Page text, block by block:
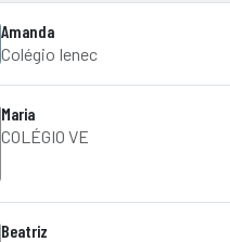
Amanda
Colégio Ienec
Maria
COLÉGIO VE
Beatriz